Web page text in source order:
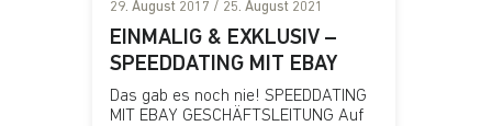
29. August 2017 / 25. August 2021
EINMALIG & EXKLUSIV –
SPEEDDATING MIT EBAY
Das gab es noch nie! SPEEDDATING
MIT EBAY GESCHÄFTSLEITUNG Auf